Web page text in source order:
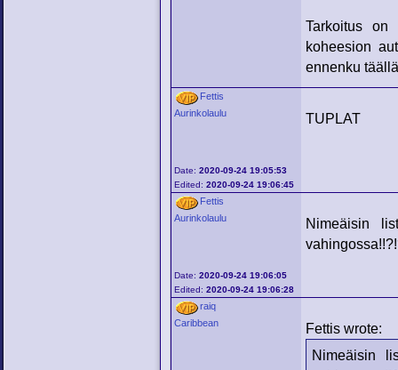
Tarkoitus on
koheesion
ennenku
Fettis
Aurinkolaulu
Date:2020-09-24 19:05:53
Edited:2020-09-24 19:06:45
TUPLAT
Fettis
Aurinkolaulu
Date:2020-09-24 19:06:05
Edited:2020-09-24 19:06:28
Nimeäisin
raiq
Caribbean
Fettis wrote:
Nimeäisin